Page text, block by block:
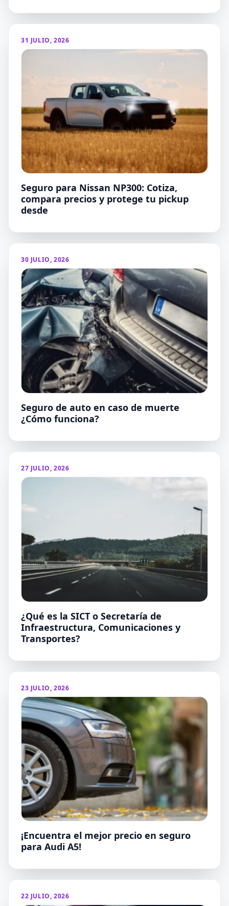
31 JULIO, 2026
Seguro para Nissan NP300: Cotiza,
compara precios y protege tu pickup
desde
30 JULIO, 2026
Seguro de auto en caso de muerte
¿Cómo funciona?
27 JULIO, 2026
¿Qué es la SICT o Secretaría de
Infraestructura, Comunicaciones y
Transportes?
23 JULIO, 2026
¡Encuentra el mejor precio en seguro
para Audi A5!
22 JULIO, 2026